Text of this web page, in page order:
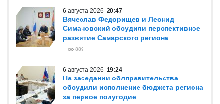
6 августа 2026 20:47
Вячеслав Федорищев и Леонид
Симановский обсудили перспективное
развитие Самарского региона
889
6 августа 2026 19:24
На заседании облправительства
обсудили исполнение бюджета региона
за первое полугодие